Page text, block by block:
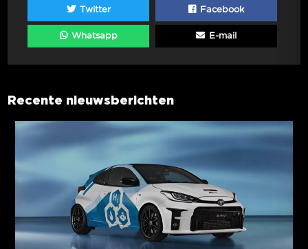
Twitter Facebook
Whatsapp E-mail
Recente nieuwsberichten